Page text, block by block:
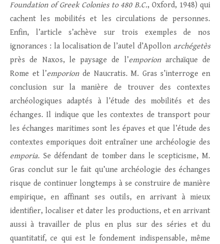
Foundation of Greek Colonies to 480 B.C., Oxford, 1948) qui
cachent les mobilités et les circulations de personnes.
Enfin, l’article s’achève sur trois exemples de nos
ignorances : la localisation de l’autel d’Apollon archégetès
près de Naxos, le paysage de l’emporionarchaïque de
Rome et l’emporion de Naucratis. M. Gras s’interroge en
conclusion sur la manière de trouver des contextes
archéologiques adaptés à l’étude des mobilités et des
échanges. Il indique que les contextes de transport pour
les échanges maritimes sont les épaves et que l’étude des
contextes emporiques doit entraîner une archéologie des
emporia. Se défendant de tomber dans le scepticisme, M.
Gras conclut sur le fait qu’une archéologie des échanges
risque de continuer longtemps à se construire de manière
empirique, en affinant ses outils, en arrivant à mieux
identifier, localiser et dater les productions, et en arrivant
aussi à travailler de plus en plus sur des séries et du
quantitatif, ce qui est le fondement indispensable, même